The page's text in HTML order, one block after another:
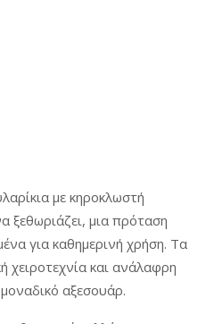
με κηροκλωστή
ξεθωριάζει, μια πρόταση
για καθημερινή χρήση. Τα
χειροτεχνία και ανάλαφρη
αξεσουάρ.